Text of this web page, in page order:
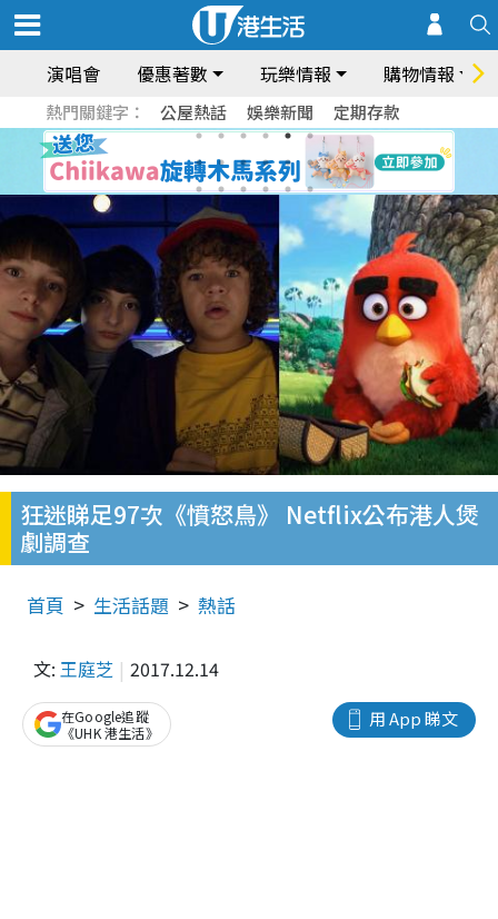
演唱會 優惠著數 玩樂情報 購物情報
熱門關鍵字： 公屋熱話 娛樂新聞 定期存款
狂迷睇足97次《憤怒鳥》 Netflix公布港人煲
劇調查
首頁 生活話題 熱話
文: 王庭芝 2017.12.14
用 App 睇文
在Google追蹤
《UHK 港生活》